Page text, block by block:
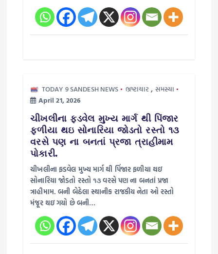
TODAY 9 SANDESH NEWS ભ્રષ્ટાચાર , સમસ્યા
April 21, 2026
ચીખલીના ફડવેલ મુખ્ય માર્ગ થી પિંજાર
ફળીયા થઇ સોનારિયા જોડતો રસ્તો ૧૩
વરસે પણ ના બનતાં પ્રજા ત્રાહીમામ
પોકારી.
ચીખલીના ફડવેલ મુખ્ય માર્ગ થી પિંજાર ફળીયા થઇ
સોનારિયા જોડતો રસ્તો ૧૩ વરસે પણ ના બનતાં પ્રજા
ત્રાહીમામ. બની બેઠેલા સ્થાનીક રાજકીય નેતા ઓ રસ્તો
મંજૂર થઇ ગયો છે બની…